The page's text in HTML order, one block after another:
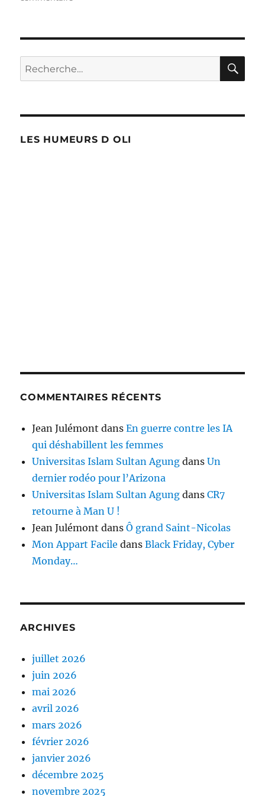
:
11
morts
!
Recherche
pour :
LES HUMEURS D OLI
COMMENTAIRES RÉCENTS
Jean Julémont dansEn guerre contre les IA
qui déshabillent les femmes
Universitas Islam Sultan Agung dansUn
dernier rodéo pour l’Arizona
Universitas Islam Sultan Agung dansCR7
retourne à Man U !
Jean Julémont dansÔ grand Saint-Nicolas
Mon Appart Facile dansBlack Friday, Cyber
Monday…
ARCHIVES
juillet 2026
juin 2026
mai 2026
avril 2026
mars 2026
février 2026
janvier 2026
décembre 2025
novembre 2025